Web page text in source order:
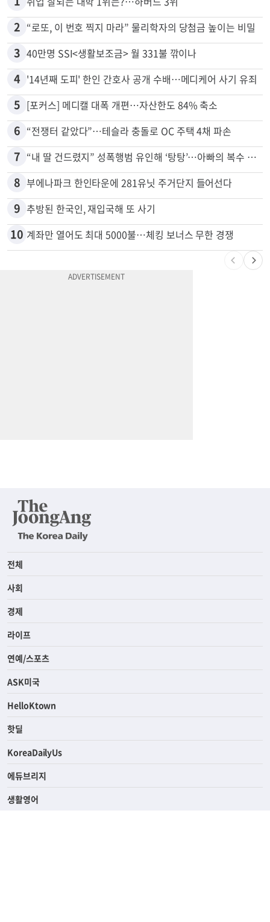
2 “로또, 이 번호 찍지 마라” 물리학자의 당첨금 높이는 비밀
3 40만명 SSI<생활보조금> 월 331불 깎이나
4 '14년째 도피' 한인 간호사 공개 수배…메디케어 사기 유죄
5 [포커스] 메디캘 대폭 개편…자산한도 84% 축소
6 “전쟁터 같았다”…테슬라 충돌로 OC 주택 4채 파손
7 “내 딸 건드렸지” 성폭행범 유인해 ‘탕탕’…아빠의 복수 결말
8 부에나파크 한인타운에 281유닛 주거단지 들어선다
9 추방된 한국인, 재입국해 또 사기
10 계좌만 열어도 최대 5000불…체킹 보너스 무한 경쟁
전체
사회
경제
라이프
연예/스포츠
ASK미국
HelloKtown
핫딜
KoreaDailyUs
에듀브리지
생활영어